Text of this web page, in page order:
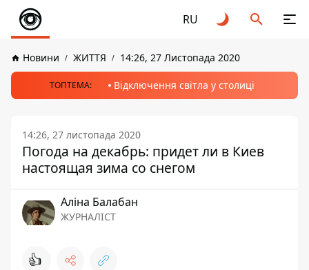
RU
Новини ЖИТТЯ 14:26, 27 Листопада 2020
ТОПТЕМА: Відключення світла у столиці
14:26, 27 листопада 2020
Погода на декабрь: придет ли в Киев
настоящая зима со снегом
Аліна Балабан
ЖУРНАЛІСТ
👍